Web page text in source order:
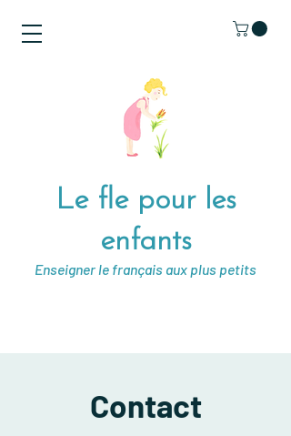
Le fle pour les
enfants
Enseigner le français aux plus petits
Contact